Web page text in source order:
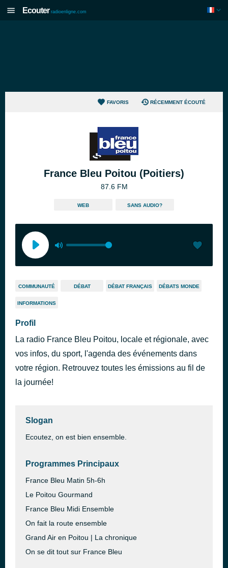
Ecouter radioenligne.com
FAVORIS RÉCEMMENT ÉCOUTÉ
France Bleu Poitou (Poitiers)
87.6 FM
WEB SANS AUDIO?
COMMUNAUTÉ DÉBAT DÉBAT FRANÇAIS DÉBATS MONDE
INFORMATIONS
Profil
La radio France Bleu Poitou, locale et régionale, avec
vos infos, du sport, l'agenda des événements dans
votre région. Retrouvez toutes les émissions au fil de
la journée!
Slogan
Ecoutez, on est bien ensemble.
Programmes Principaux
France Bleu Matin 5h-6h
Le Poitou Gourmand
France Bleu Midi Ensemble
On fait la route ensemble
Grand Air en Poitou | La chronique
On se dit tout sur France Bleu